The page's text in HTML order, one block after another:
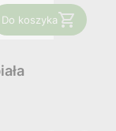
Do koszyka